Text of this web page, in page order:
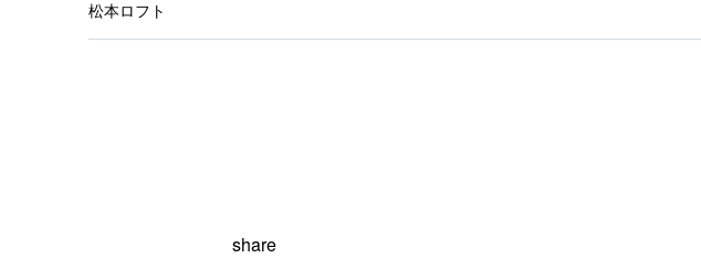
松本ロフト
share